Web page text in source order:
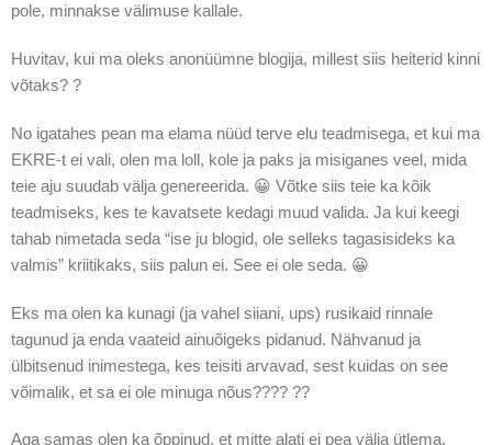
pole, minnakse välimuse kallale.
Huvitav, kui ma oleks anonüümne blogija, millest siis heiterid kinni
võtaks? ?
No igatahes pean ma elama nüüd terve elu teadmisega, et kui ma
EKRE-t ei vali, olen ma loll, kole ja paks ja misiganes veel, mida
teie aju suudab välja genereerida. 😀 Võtke siis teie ka kõik
teadmiseks, kes te kavatsete kedagi muud valida. Ja kui keegi
tahab nimetada seda “ise ju blogid, ole selleks tagasisideks ka
valmis” kriitikaks, siis palun ei. See ei ole seda. 😀
Eks ma olen ka kunagi (ja vahel siiani, ups) rusikaid rinnale
tagunud ja enda vaateid ainuõigeks pidanud. Nähvanud ja
ülbitsenud inimestega, kes teisiti arvavad, sest kuidas on see
võimalik, et sa ei ole minuga nõus???? ??
Aga samas olen ka õppinud, et mitte alati ei pea välja ütlema,